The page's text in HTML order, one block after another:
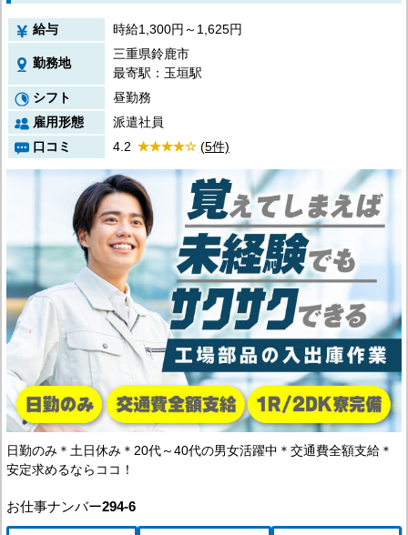
給与 時給1,300円～1,625円
勤務地
三重県鈴鹿市
最寄駅：玉垣駅
シフト
昼勤務
雇用形態
派遣社員
口コミ
4.2 (5件)
日勤のみ＊土日休み＊20代～40代の男女活躍中＊交通費全額支給＊
安定求めるならココ！
お仕事ナンバー294-6